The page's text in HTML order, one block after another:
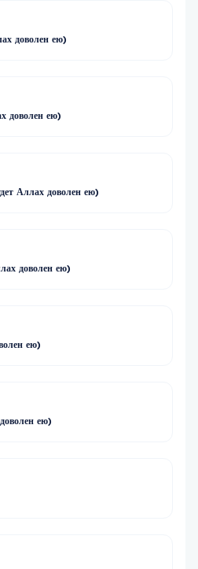
доволен ею)
доволен ею)
Аллах доволен ею)
доволен ею)
ею)
ею)